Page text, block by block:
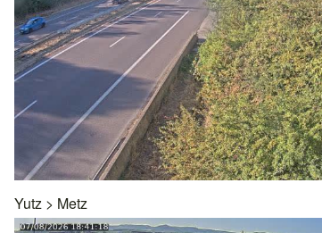
Yutz > Metz